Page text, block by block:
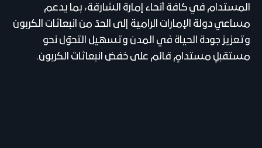
المستدام في كافة أنحاء إمارة الشارقة، بما يدعم
مساعي دولة الإمارات الرامية إلى الحدّ من انبعاثات الكربون
وتعزيز جودة الحياة في المدن وتسهيل التحوّل نحو
مستقبلٍ مستدامٍ قائم على خفض انبعاثات الكربون.